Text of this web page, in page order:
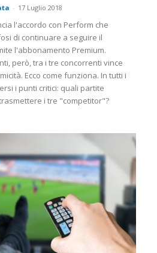
- 17 Luglio 2018
l'accordo con Perform che
di continuare a seguire il
l'abbonamento Premium.
però, tra i tre concorrenti vince
Ecco come funziona. In tutti i
i punti critici: quali partite
i tre "competitor"?